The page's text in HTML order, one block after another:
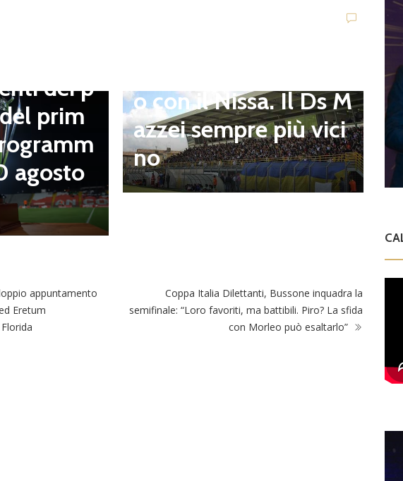
D,
dei p
prim
agosto
to senza sosta: Busat
o con il Nissa. Il Ds M
azzei sempre più vici
no
i
appuntamento
Eretum
Coppa Italia Dilettanti, Bussone inquadra la
semifinale: “Loro favoriti, ma battibili. Piro? La sfida
con Morleo può esaltarlo”